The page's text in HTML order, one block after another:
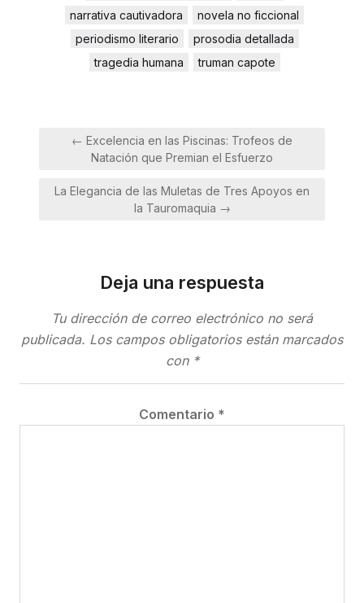
narrativa cautivadora
novela no ficcional
periodismo literario
prosodia detallada
tragedia humana
truman capote
Navegación
← Excelencia en las Piscinas: Trofeos de
Natación que Premian el Esfuerzo
La Elegancia de las Muletas de Tres Apoyos en
la Tauromaquia →
Deja una respuesta
Tu dirección de correo electrónico no será
publicada. Los campos obligatorios están marcados
con *
Comentario *